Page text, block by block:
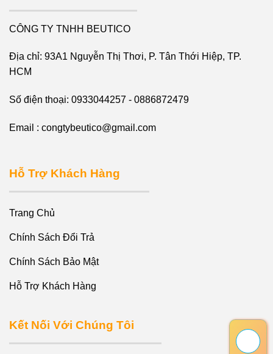
CÔNG TY TNHH BEUTICO
Địa chỉ: 93A1 Nguyễn Thị Thơi, P. Tân Thới Hiệp, TP.
HCM
Số điện thoại: 0933044257 - 0886872479
Email : congtybeutico@gmail.com
Hỗ Trợ Khách Hàng
Trang Chủ
Chính Sách Đổi Trả
Chính Sách Bảo Mật
Hỗ Trợ Khách Hàng
Kết Nối Với Chúng Tôi